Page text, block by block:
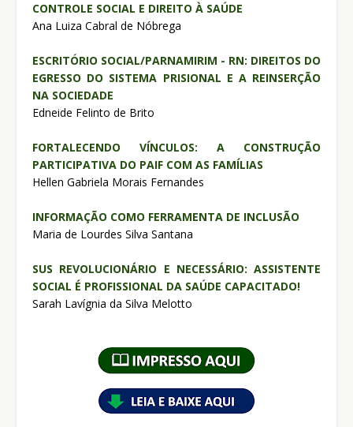
CONTROLE SOCIAL E DIREITO À SAÚDE
Ana Luiza Cabral de Nóbrega
ESCRITÓRIO SOCIAL/PARNAMIRIM - RN: DIREITOS DO
EGRESSO DO SISTEMA PRISIONAL E A REINSERÇÃO
NA SOCIEDADE
Edneide Felinto de Brito
FORTALECENDO VÍNCULOS: A CONSTRUÇÃO
PARTICIPATIVA DO PAIF COM AS FAMÍLIAS
Hellen Gabriela Morais Fernandes
INFORMAÇÃO COMO FERRAMENTA DE INCLUSÃO
Maria de Lourdes Silva Santana
SUS REVOLUCIONÁRIO E NECESSÁRIO: ASSISTENTE
SOCIAL É PROFISSIONAL DA SAÚDE CAPACITADO!
Sarah Lavígnia da Silva Melotto